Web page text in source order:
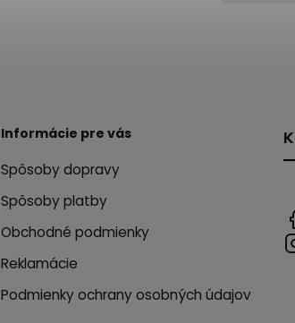
Informácie pre vás
Spôsoby dopravy
Spôsoby platby
Obchodné podmienky
Reklamácie
Podmienky ochrany osobných údajov